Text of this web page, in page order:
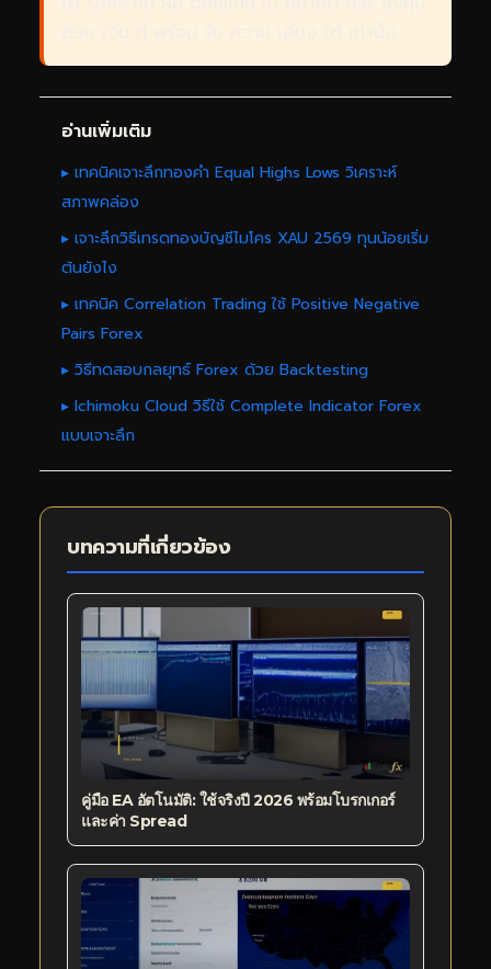
อ่านเพิ่มเติม
▸ เทคนิคเจาะลึกทองคำ Equal Highs Lows วิเคราะห์
สภาพคล่อง
▸ เจาะลึกวิธีเทรดทองบัญชีไมโคร XAU 2569 ทุนน้อยเริ่ม
ต้นยังไง
▸ เทคนิค Correlation Trading ใช้ Positive Negative
Pairs Forex
▸ วิธีทดสอบกลยุทธ์ Forex ด้วย Backtesting
▸ Ichimoku Cloud วิธีใช้ Complete Indicator Forex
แบบเจาะลึก
บทความที่เกี่ยวข้อง
คู่มือ EA อัตโนมัติ: ใช้จริงปี 2026 พร้อมโบรกเกอร์
และค่า Spread